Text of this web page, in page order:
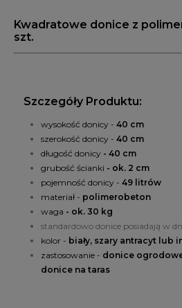
Kwadratowe donice z
szt.
Szczegóły Produktu:
wysokość donicy - 40 cm
szerokość donicy - 40 cm
długość donicy - 40 cm
grubość ścianki - ok. 2 cm
pojemność donicy - 49 litrów
materiał - polimerobeton
waga - ok. 30 kg
standardowo donice posiadają w
kolor - biały, szary antracyt lub
zastosowanie - donice
donice na taras